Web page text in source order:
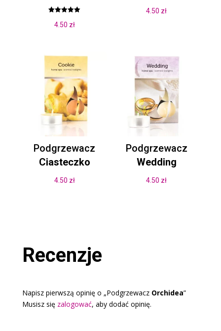
5.00
4.50 zł
4.50 zł
Podgrzewacz
Ciasteczko
4.50 zł
Podgrzewacz
Wedding
4.50 zł
Recenzje
Napisz pierwszą opinię o „Podgrzewacz Orchidea”
Musisz się zalogować, aby dodać opinię.